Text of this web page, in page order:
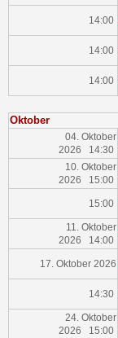
14:00
14:00
14:00
Oktober
04. Oktober
2026 14:30
10. Oktober
2026 15:00
15:00
11. Oktober
2026 14:00
17. Oktober 2026
14:30
24. Oktober
2026 15:00